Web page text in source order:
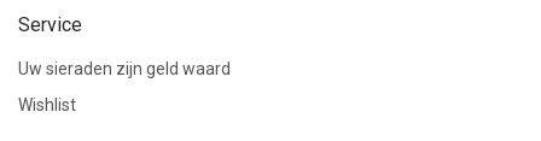
Service
Uw sieraden zijn geld waard
Wishlist